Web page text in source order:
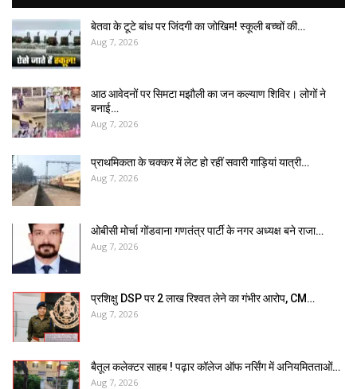
बेतवा के टूटे बांध पर जिंदगी का जोखिम! स्कूली बच्चों की…
Aug 7, 2026
आठ आवेदनों पर सिमटा मझौली का जन कल्याण शिविर। लोगों ने
बनाई…
Aug 7, 2026
प्राथमिकता के चक्कर में लेट हो रहीं सवारी गाड़ियां यात्री…
Aug 7, 2026
ओबीसी मोर्चा गोंडवाना गणतंत्र पार्टी के नगर अध्यक्ष बने राजा…
Aug 7, 2026
प्रशिक्षु DSP पर ₹2 लाख रिश्वत लेने का गंभीर आरोप, CM…
Aug 7, 2026
बैतूल कलेक्टर साहब ! पढ़ार कॉलेज ऑफ नर्सिंग में अनियमितताओं…
Aug 7, 2026